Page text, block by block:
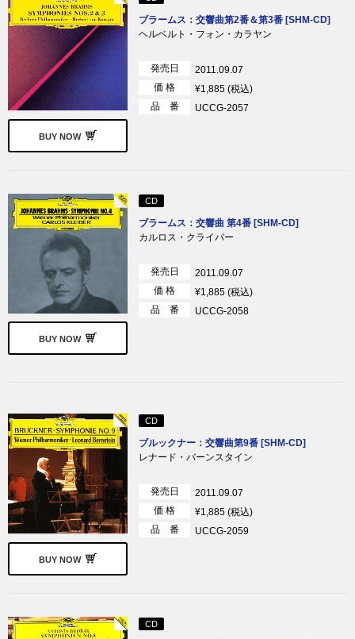
BUY NOW
ブラームス：交響曲第2番＆第3番 [SHM-CD]
ヘルベルト・フォン・カラヤン
発売日
2011.09.07
価 格
¥1,885 (税込)
品 番
UCCG-2057
BUY NOW
CD
ブラームス：交響曲 第4番 [SHM-CD]
カルロス・クライバー
発売日
2011.09.07
価 格
¥1,885 (税込)
品 番
UCCG-2058
BUY NOW
CD
ブルックナー：交響曲第9番 [SHM-CD]
レナード・バーンスタイン
発売日
2011.09.07
価 格
¥1,885 (税込)
品 番
UCCG-2059
CD